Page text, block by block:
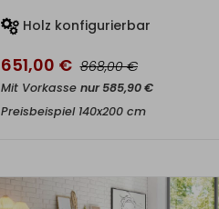
Holz konfigurierbar
651,00 € 868,00€
Mit Vorkasse nur585,90€
Preisbeispiel 140x200 cm